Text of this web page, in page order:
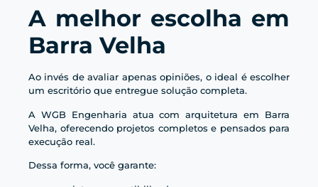
A melhor escolha em
Barra Velha
Ao invés de avaliar apenas opiniões, o ideal é escolher
um escritório que entregue solução completa.
A WGB Engenharia atua com arquitetura em Barra
Velha, oferecendo projetos completos e pensados para
execução real.
Dessa forma, você garante: